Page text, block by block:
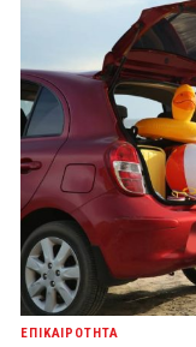
ΕΠΙΚΑΙΡΟΤΗΤΑ